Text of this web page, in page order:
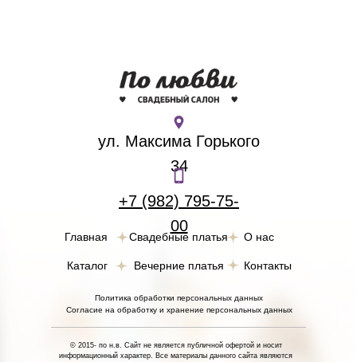
ул. Максима Горького
34
© 2015- по н.в. Сайт не является публичной офертой и носит
информационный характер. Все материалы данного сайта являются
Политика обработки персональных данных
Согласие на обработку и хранение персональных данных
+7 (982) 795-75-
00
Контакты
О нас
Каталог Вечерние платья
Свадебные платья
Главная